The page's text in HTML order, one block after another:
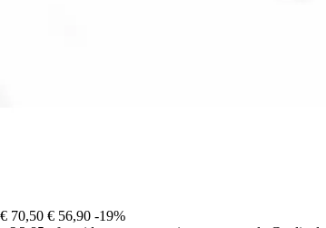
€ 70,50 € 56,90 -19%